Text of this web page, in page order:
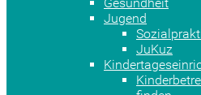
Jugend
JuKuz